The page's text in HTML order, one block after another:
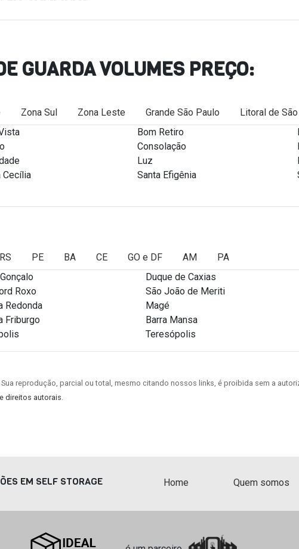
GUARDA VOLUMES PREÇO:
Zona Sul Zona Leste Grande São Paulo
Litoral de
Bom Retiro
Consolação
Luz
Cecília Santa Efigênia
RS PE BA CE GO e DF AM
PA
Duque de Caxias
Roxo São João de Meriti
Redonda Magé
Friburgo Barra Mansa
Teresópolis
reprodução, parcial ou total, mesmo citando nossos links, é proibida sem a
direitos autorais
EM SELF STORAGE Home Quem somos